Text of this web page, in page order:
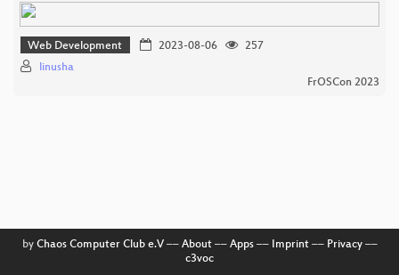
Web Development 2023-08-06
257
linusha
FrOSCon 2023
by Chaos Computer Club e.V–– About–– Apps–– Imprint–– Privacy––
c3voc